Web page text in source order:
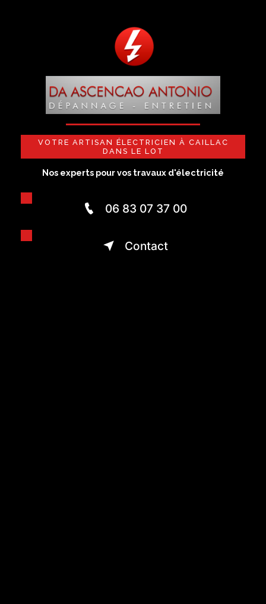
VOTRE ARTISAN ÉLECTRICIEN À CAILLAC
DANS LE LOT
Nos experts pour vos travaux
06 83 07 37 00
Contact